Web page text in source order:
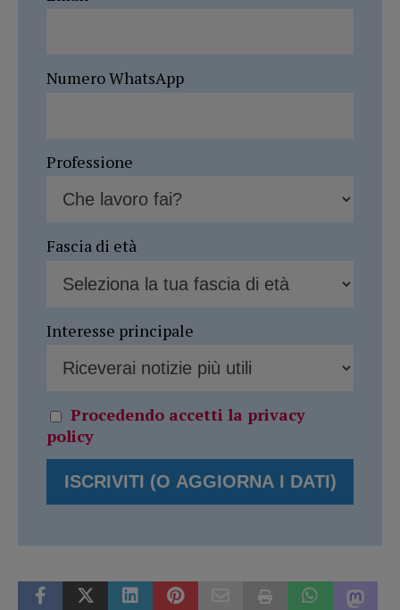
Numero WhatsApp
Professione
Fascia di età
Interesse principale
Procedendo accetti la privacy
policy